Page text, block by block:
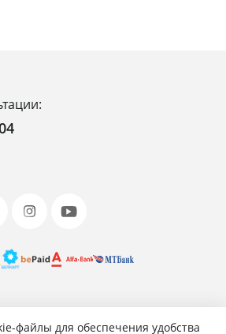
файлы для обеспечения удобства
Битрикс». Работает на 1С-